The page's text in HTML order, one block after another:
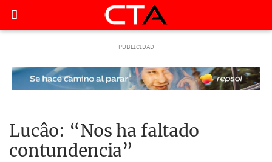
Lucâo: “Nos ha faltado
contundencia”